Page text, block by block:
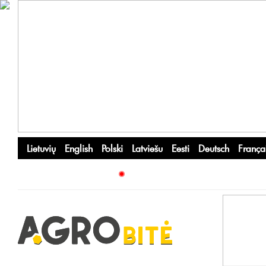
Lietuvių English Polski Latviešu Eesti Deutsch